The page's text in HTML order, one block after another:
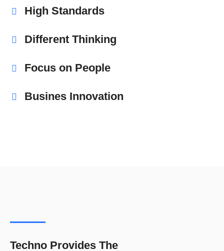
High Standards
Different Thinking
Focus on People
Busines Innovation
Techno Provides The